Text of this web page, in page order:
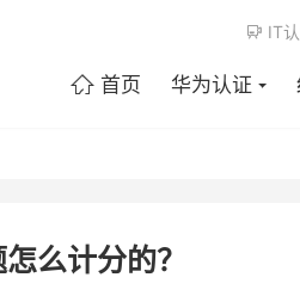
 首页 华为认证
 IT
么计分的？